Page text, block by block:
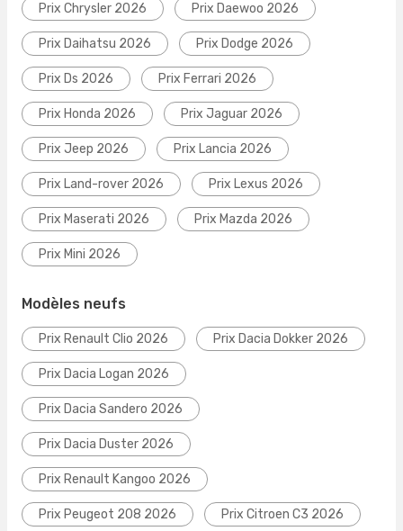
Prix Chrysler 2026 Prix Daewoo 2026
Prix Daihatsu 2026 Prix Dodge 2026
Prix Ds 2026 Prix Ferrari 2026
Prix Honda 2026 Prix Jaguar 2026
Prix Jeep 2026 Prix Lancia 2026
Prix Land-rover 2026 Prix Lexus 2026
Prix Maserati 2026 Prix Mazda 2026
Prix Mini 2026
Modèles neufs
Prix Renault Clio 2026 Prix Dacia Dokker 2026
Prix Dacia Logan 2026
Prix Dacia Sandero 2026
Prix Dacia Duster 2026
Prix Renault Kangoo 2026
Prix Peugeot 208 2026 Prix Citroen C3 2026